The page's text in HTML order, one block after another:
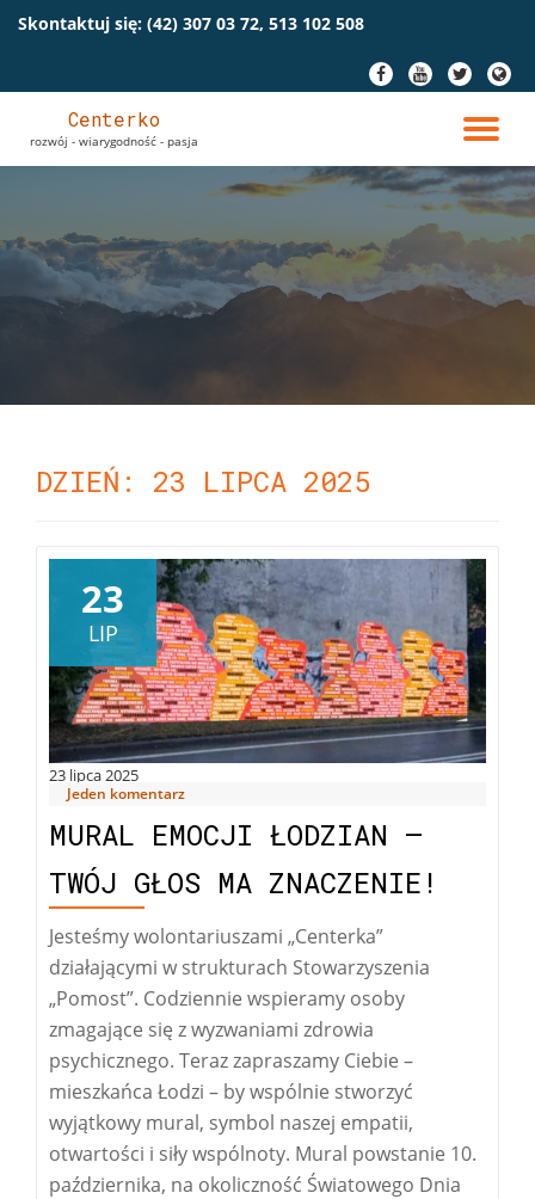
Skontaktuj się: (42) 307 03 72, 513 102 508
fa-
facebook
fa-
youtube
fa-
twitter
fa-
globe
Centerko
rozwój - wiarygodność - pasja
DZIEŃ: 23 LIPCA 2025
23 lipca 2025
23
LIP
Jeden komentarz
MURAL EMOCJI ŁODZIAN –
TWÓJ GŁOS MA ZNACZENIE!
Jesteśmy wolontariuszami „Centerka”
działającymi w strukturach Stowarzyszenia
„Pomost”. Codziennie wspieramy osoby
zmagające się z wyzwaniami zdrowia
psychicznego. Teraz zapraszamy Ciebie –
mieszkańca Łodzi – by wspólnie stworzyć
wyjątkowy mural, symbol naszej empatii,
otwartości i siły wspólnoty. Mural powstanie 10.
października, na okoliczność Światowego Dnia